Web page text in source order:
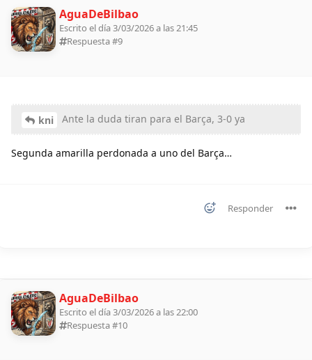
AguaDeBilbao
Escrito el día 3/03/2026 a las 21:45
Respuesta #9
kni Ante la duda tiran para el Barça, 3-0 ya
Segunda amarilla perdonada a uno del Barça…
Responder
AguaDeBilbao
Escrito el día 3/03/2026 a las 22:00
Respuesta #10